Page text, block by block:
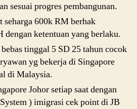
sesuai progres pembangunan.
600k RM berhak
ketentuan yang berlaku.
tinggal 5 SD 25 tahun cocok
yg bekerja di Singapore
di Malaysia.
Johor setiap saat dengan
) imigrasi cek point di JB